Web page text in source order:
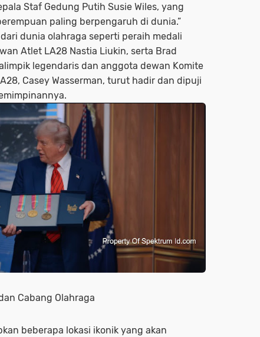
Staf Gedung Putih Susie Wiles, yang
paling berpengaruh di dunia.”
dunia olahraga seperti peraih medali
Atlet LA28 Nastia Liukin, serta Brad
legendaris dan anggota dewan Komite
Casey Wasserman, turut hadir dan dipuji
Cabang Olahraga
beberapa lokasi ikonik yang akan